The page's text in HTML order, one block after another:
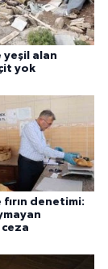
alan
yok
denetimi: